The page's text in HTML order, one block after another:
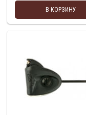
В КОРЗИНУ